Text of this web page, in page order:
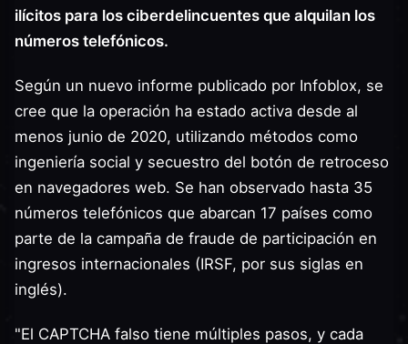
ilícitos para los ciberdelincuentes que alquilan los
números telefónicos.
Según un nuevo informe publicado por Infoblox, se
cree que la operación ha estado activa desde al
menos junio de 2020, utilizando métodos como
ingeniería social y secuestro del botón de retroceso
en navegadores web. Se han observado hasta 35
números telefónicos que abarcan 17 países como
parte de la campaña de fraude de participación en
ingresos internacionales (IRSF, por sus siglas en
inglés).
"El CAPTCHA falso tiene múltiples pasos, y cada